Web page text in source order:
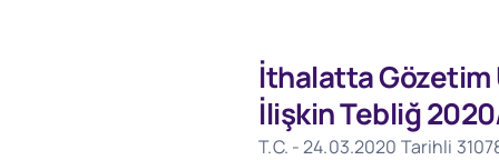
İthalatta Gözetim
İlişkin Tebliğ
T.C. - 24.03.2020 Tarihli